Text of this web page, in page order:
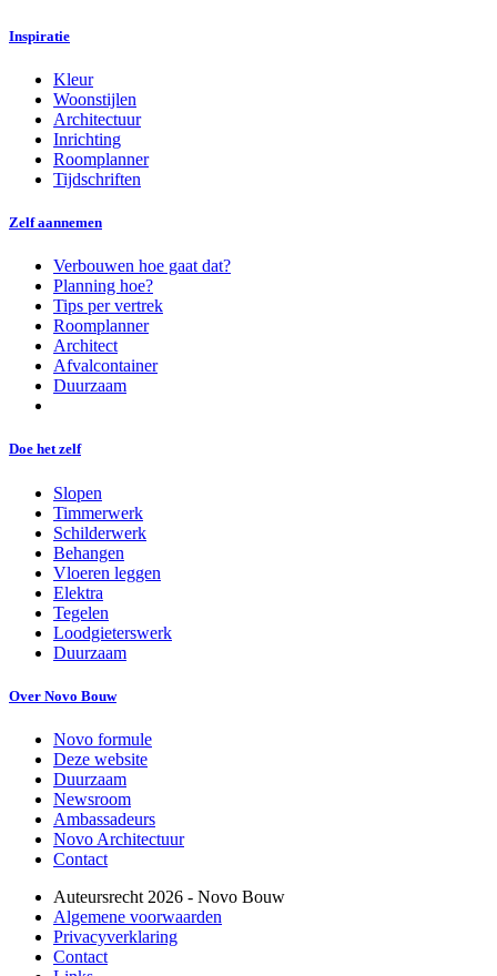
Inspiratie
Kleur
Woonstijlen
Architectuur
Inrichting
Roomplanner
Tijdschriften
Zelf aannemen
Verbouwen hoe gaat dat?
Planning hoe?
Tips per vertrek
Roomplanner
Architect
Afvalcontainer
Duurzaam
Doe het zelf
Slopen
Timmerwerk
Schilderwerk
Behangen
Vloeren leggen
Elektra
Tegelen
Loodgieterswerk
Duurzaam
Over Novo Bouw
Novo formule
Deze website
Duurzaam
Newsroom
Ambassadeurs
Novo Architectuur
Contact
Auteursrecht 2026 - Novo Bouw
Algemene voorwaarden
Privacyverklaring
Contact